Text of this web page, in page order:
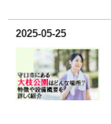
2025-05-25